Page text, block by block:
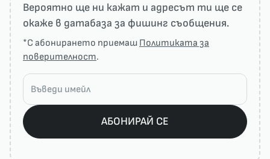
Вероятно ще ни кажат и адресът ти ще се
окаже в датабаза за фишинг съобщения.
*С абонирането приемаш Политиката за
поверителност.
АБОНИРАЙ СЕ